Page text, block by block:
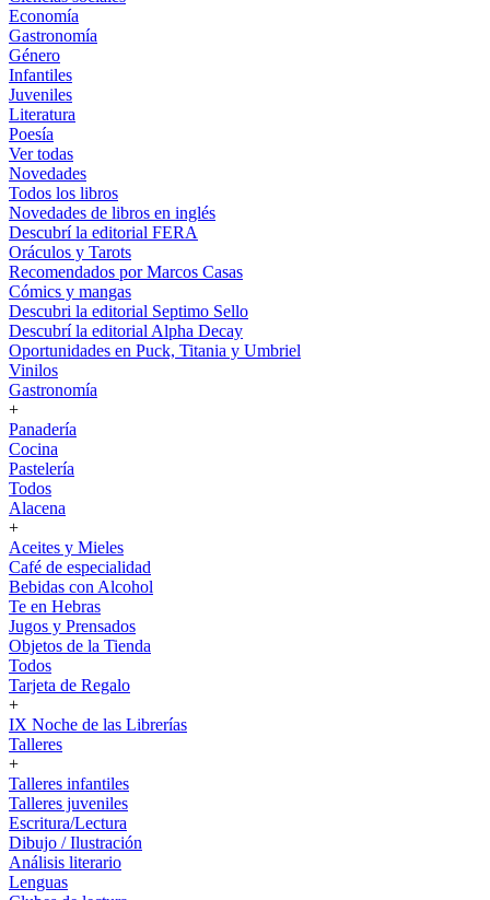
Economía
Gastronomía
Género
Infantiles
Juveniles
Literatura
Poesía
Ver todas
Novedades
Todos los libros
Novedades de libros en inglés
Descubrí la editorial FERA
Oráculos y Tarots
Recomendados por Marcos Casas
Cómics y mangas
Descubri la editorial Septimo Sello
Descubrí la editorial Alpha Decay
Oportunidades en Puck, Titania y Umbriel
Vinilos
Gastronomía
+
Panadería
Cocina
Pastelería
Todos
Alacena
+
Aceites y Mieles
Café de especialidad
Bebidas con Alcohol
Te en Hebras
Jugos y Prensados
Objetos de la Tienda
Todos
Tarjeta de Regalo
+
IX Noche de las Librerías
Talleres
+
Talleres infantiles
Talleres juveniles
Escritura/Lectura
Dibujo / Ilustración
Análisis literario
Lenguas